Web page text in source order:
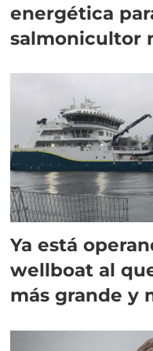
energética
salmonicultor
Ya está
wellboat al
más grande y